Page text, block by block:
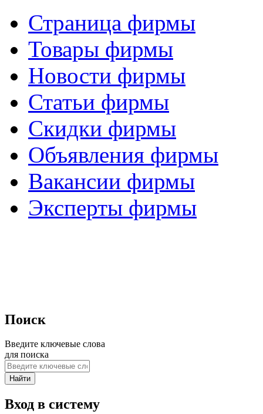
Страница фирмы
Товары фирмы
Новости фирмы
Статьи фирмы
Скидки фирмы
Объявления фирмы
Вакансии фирмы
Эксперты фирмы
Поиск
Введите ключевые слова
для поиска
Вход в систему